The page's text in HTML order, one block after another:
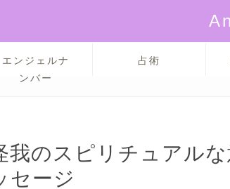
エンジェルナ
ンバー
占術
我のスピリチュアル
セージ